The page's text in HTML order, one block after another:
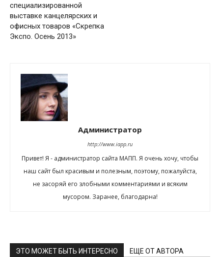
специализированной
выставке канцелярских и
офисных товаров «Скрепка
Экспо. Осень 2013»
Администратор
http://www.iapp.ru
Привет! Я - администратор сайта МАПП. Я очень хочу, чтобы
наш сайт был красивым и полезным, поэтому, пожалуйста,
не засоряй его злобными комментариями и всяким
мусором. Заранее, благодарна!
ЭТО МОЖЕТ БЫТЬ ИНТЕРЕСНО ЕЩЕ ОТ АВТОРА